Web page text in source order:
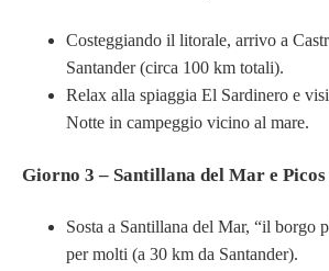
Costeggiando il litorale, arrivo a
Santander (circa 100 km totali).
Relax alla spiaggia El Sardinero e
Notte in campeggio vicino al mare.
Giorno 3 – Santillana del Mar e Picos
Sosta a Santillana del Mar, “il borgo
per molti (a 30 km da Santander).